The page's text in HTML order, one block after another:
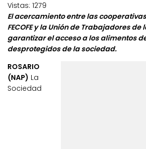
Vistas: 1279
El acercamiento entre las
FECOFE y la Unión de Trabajadores
garantizar el acceso a los alimentos
desprotegidos de la sociedad.
ROSARIO
(NAP) La
Sociedad